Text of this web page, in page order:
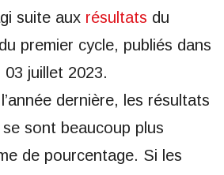
suite aux résultats du
premier cycle, publiés dans
03 juillet 2023.
dernière, les résultats
sont beaucoup plus
de pourcentage. Si les